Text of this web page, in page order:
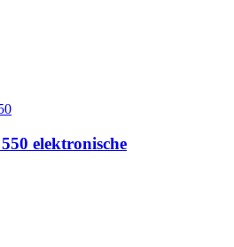
elektronische